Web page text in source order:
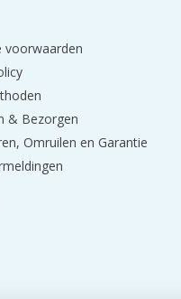
voorwaarden
& Bezorgen
Omruilen en Garantie